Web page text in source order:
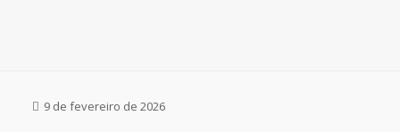
9 de fevereiro de 2026